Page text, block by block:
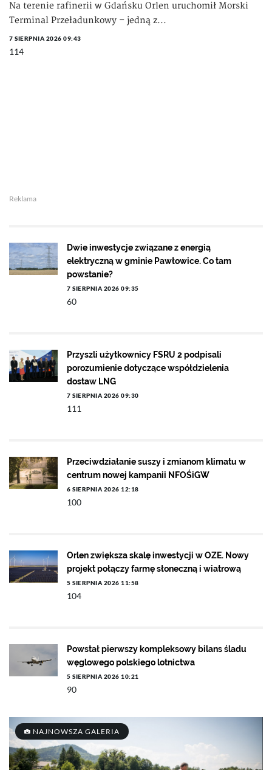
Na terenie rafinerii w Gdańsku Orlen uruchomił Morski
Terminal Przeładunkowy – jedną z...
7 SIERPNIA 2026 09:43
114
Reklama
Dwie inwestycje związane z energią
elektryczną w gminie Pawłowice. Co tam
powstanie?
7 SIERPNIA 2026 09:35
60
Przyszli użytkownicy FSRU 2 podpisali
porozumienie dotyczące współdzielenia
dostaw LNG
7 SIERPNIA 2026 09:30
111
Przeciwdziałanie suszy i zmianom klimatu w
centrum nowej kampanii NFOŚiGW
6 SIERPNIA 2026 12:18
100
Orlen zwiększa skalę inwestycji w OZE. Nowy
projekt połączy farmę słoneczną i wiatrową
5 SIERPNIA 2026 11:58
104
Powstał pierwszy kompleksowy bilans śladu
węglowego polskiego lotnictwa
5 SIERPNIA 2026 10:21
90
NAJNOWSZA GALERIA